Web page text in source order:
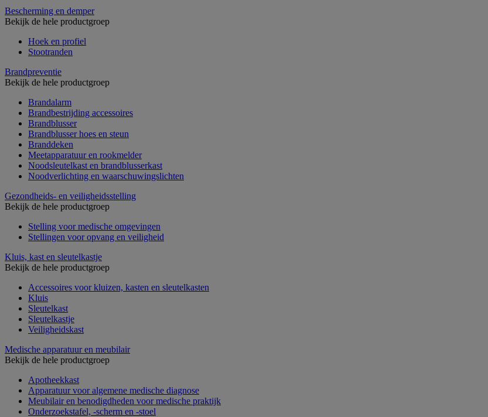
Bescherming en demper
Bekijk de hele productgroep
Hoek en profiel
Stootranden
Brandpreventie
Bekijk de hele productgroep
Brandalarm
Brandbestrijding accessoires
Brandblusser
Brandblusser hoes en steun
Branddeken
Meetapparatuur en rookmelder
Noodsleutelkast en brandblusserkast
Noodverlichting en waarschuwingslichten
Gezondheids- en veiligheidsstelling
Bekijk de hele productgroep
Stelling voor medische omgevingen
Stellingen voor opvang en veiligheid
Kluis, kast en sleutelkastje
Bekijk de hele productgroep
Accessoires voor kluizen, kasten en sleutelkasten
Kluis
Sleutelkast
Sleutelkastje
Veiligheidskast
Medische apparatuur en meubilair
Bekijk de hele productgroep
Apotheekkast
Apparatuur voor algemene medische diagnose
Meubilair en benodigdheden voor medische praktijk
Onderzoekstafel, -scherm en -stoel